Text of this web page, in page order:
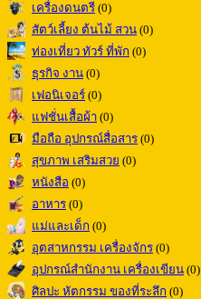
เครื่องดนตรี (0)
สัตว์เลี้ยง ต้นไม้ สวน (0)
ท่องเที่ยว ทัวร์ ที่พัก (0)
ธุรกิจ งาน (0)
เฟอนิเจอร์ (0)
แฟชั่นเสื้อผ้า (0)
มือถือ อุปกรณ์สื่อสาร (0)
สุขภาพ เสริมสวย (0)
หนังสือ (0)
อาหาร (0)
แม่และเด็ก (0)
อุตสาหกรรม เครื่องจักร (0)
อุปกรณ์สำนักงาน เครื่องเขียน (0)
ศิลปะ หัตกรรม ของที่ระลึก (0)